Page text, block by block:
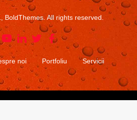
BoldThemes. All rights reserved.
noi Portfoliu Servicii